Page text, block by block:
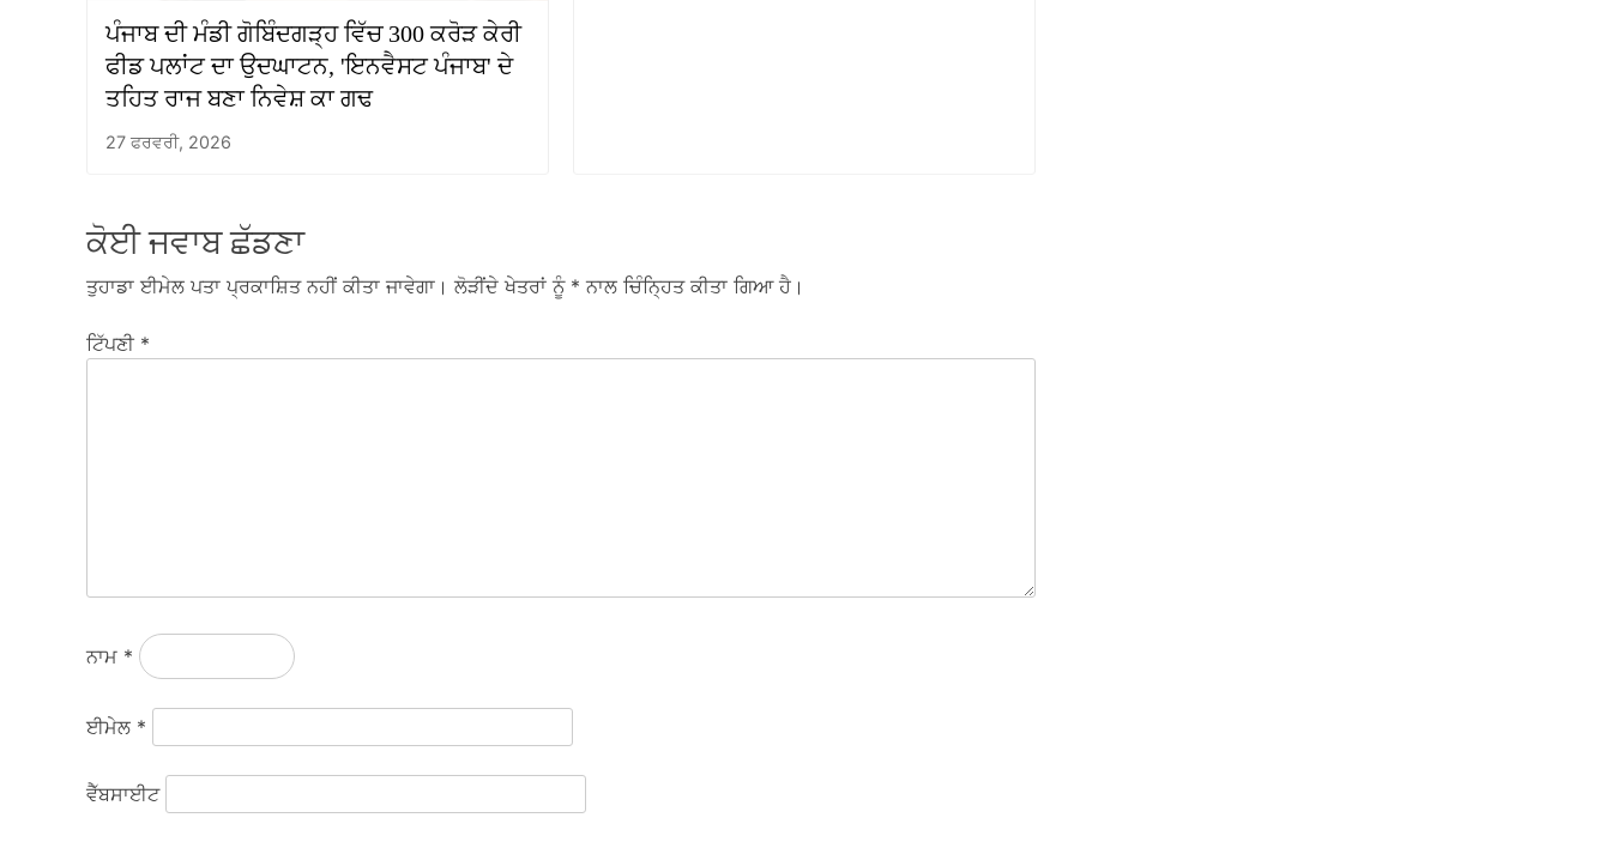
ਪੰਜਾਬ ਦੀ ਮੰਡੀ ਗੋਬਿੰਦਗੜ੍ਹ ਵਿੱਚ 300 ਕਰੋੜ ਕੇਰੀ
ਫੀਡ ਪਲਾਂਟ ਦਾ ਉਦਘਾਟਨ, 'ਇਨਵੈਸਟ ਪੰਜਾਬ' ਦੇ
ਤਹਿਤ ਰਾਜ ਬਣਾ ਨਿਵੇਸ਼ ਕਾ ਗਢ
27 ਫਰਵਰੀ, 2026
ਕੋਈ ਜਵਾਬ ਛੱਡਣਾ
ਤੁਹਾਡਾ ਈਮੇਲ ਪਤਾ ਪ੍ਰਕਾਸ਼ਿਤ ਨਹੀਂ ਕੀਤਾ ਜਾਵੇਗਾ। ਲੋੜੀਂਦੇ ਖੇਤਰਾਂ ਨੂੰ * ਨਾਲ ਚਿੰਨ੍ਹਿਤ ਕੀਤਾ ਗਿਆ ਹੈ।
ਟਿੱਪਣੀ *
ਨਾਮ *
ਈਮੇਲ *
ਵੈੱਬਸਾਈਟ